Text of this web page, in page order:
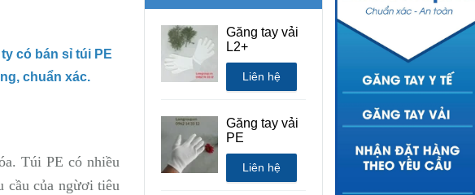
có bán sỉ túi PE
chuẩn xác.
Túi PE có nhiều
cầu của ngừơi tiêu
Găng tay vải
L2+
Liên hệ
Găng tay vải
PE
Liên hệ